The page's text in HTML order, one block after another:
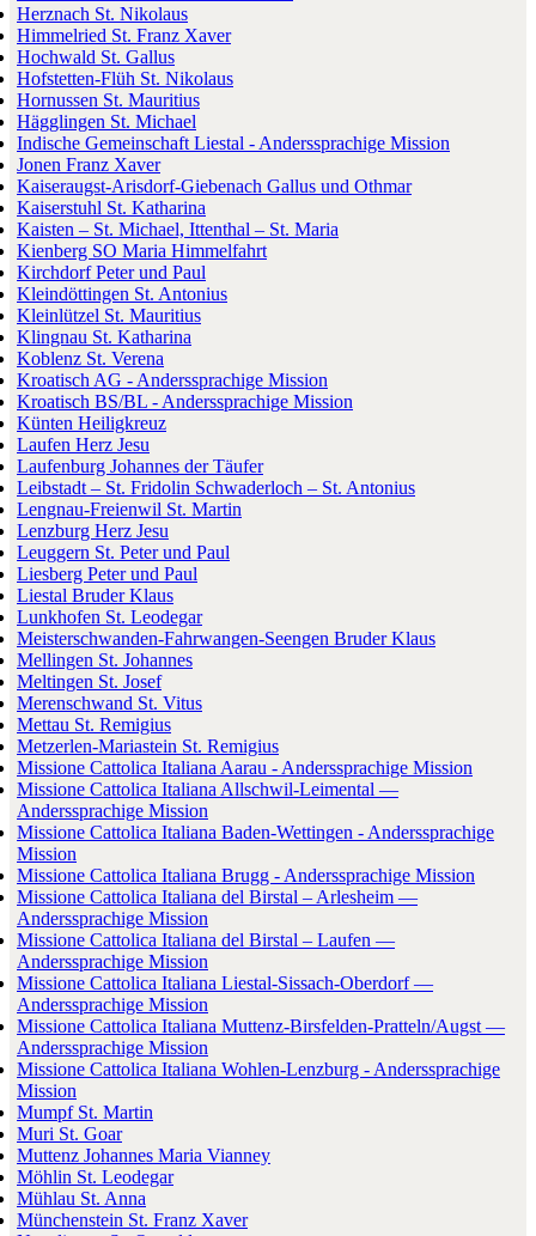
Herznach St. Nikolaus
Himmelried St. Franz Xaver
Hochwald St. Gallus
Hofstetten-Flüh St. Nikolaus
Hornussen St. Mauritius
Hägglingen St. Michael
Indische Gemeinschaft Liestal - Anderssprachige Mission
Jonen Franz Xaver
Kaiseraugst-Arisdorf-Giebenach Gallus und Othmar
Kaiserstuhl St. Katharina
Kaisten – St. Michael, Ittenthal – St. Maria
Kienberg SO Maria Himmelfahrt
Kirchdorf Peter und Paul
Kleindöttingen St. Antonius
Kleinlützel St. Mauritius
Klingnau St. Katharina
Koblenz St. Verena
Kroatisch AG - Anderssprachige Mission
Kroatisch BS/BL - Anderssprachige Mission
Künten Heiligkreuz
Laufen Herz Jesu
Laufenburg Johannes der Täufer
Leibstadt – St. Fridolin Schwaderloch – St. Antonius
Lengnau-Freienwil St. Martin
Lenzburg Herz Jesu
Leuggern St. Peter und Paul
Liesberg Peter und Paul
Liestal Bruder Klaus
Lunkhofen St. Leodegar
Meisterschwanden-Fahrwangen-Seengen Bruder Klaus
Mellingen St. Johannes
Meltingen St. Josef
Merenschwand St. Vitus
Mettau St. Remigius
Metzerlen-Mariastein St. Remigius
Missione Cattolica Italiana Aarau - Anderssprachige Mission
Missione Cattolica Italiana Allschwil-Leimental —
Anderssprachige Mission
Missione Cattolica Italiana Baden-Wettingen - Anderssprachige
Mission
Missione Cattolica Italiana Brugg - Anderssprachige Mission
Missione Cattolica Italiana del Birstal – Arlesheim —
Anderssprachige Mission
Missione Cattolica Italiana del Birstal – Laufen —
Anderssprachige Mission
Missione Cattolica Italiana Liestal-Sissach-Oberdorf —
Anderssprachige Mission
Missione Cattolica Italiana Muttenz-Birsfelden-Pratteln/Augst —
Anderssprachige Mission
Missione Cattolica Italiana Wohlen-Lenzburg - Anderssprachige
Mission
Mumpf St. Martin
Muri St. Goar
Muttenz Johannes Maria Vianney
Möhlin St. Leodegar
Mühlau St. Anna
Münchenstein St. Franz Xaver